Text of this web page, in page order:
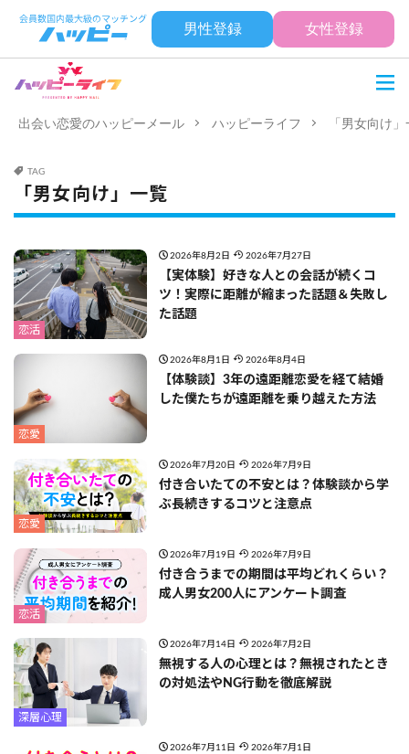
男性登録 女性登録
出会い恋愛のハッピーメール ハッピーライフ 「男女向け
TAG
「男女向け」一覧
恋活
2026年8月2日 2026年7月27日
【実体験】好きな人との会話が続くコ
ツ！実際に距離が縮まった話題＆失敗し
た話題
恋愛
2026年8月1日 2026年8月4日
【体験談】3年の遠距離恋愛を経て結婚
した僕たちが遠距離を乗り越えた方法
恋愛
2026年7月20日 2026年7月9日
付き合いたての不安とは？体験談から学
ぶ長続きするコツと注意点
恋活
2026年7月19日 2026年7月9日
付き合うまでの期間は平均どれくらい？
成人男女200人にアンケート調査
深層心理
2026年7月14日 2026年7月2日
無視する人の心理とは？無視されたとき
の対処法やNG行動を徹底解説
2026年7月11日 2026年7月1日